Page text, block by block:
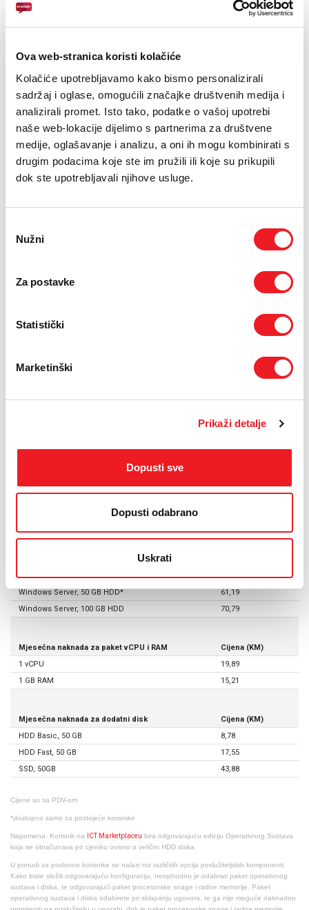
Ova web-stranica koristi kolačiće
Kolačiće upotrebljavamo kako bismo personalizirali
sadržaj i oglase, omogućili značajke društvenih medija i
analizirali promet. Isto tako, podatke o vašoj upotrebi
naše web-lokacije dijelimo s partnerima za društvene
medije, oglašavanje i analizu, a oni ih mogu kombinirati s
drugim podacima koje ste im pružili ili koje su prikupili
dok ste upotrebljavali njihove usluge.
pristanka
Nužni
Za postavke
Statistički
Marketinški
Prikaži detalje
Dopusti sve
Dopusti odabrano
Uskrati
kategorija.
(klimatizacija, električna
energija, sigurnost
prostora).
Tehničke karakteristike
Tehnički parametri
brzina sučelja prema internetu 10 Mbit/s
brzina sučelja među virtualnim poslužiteljima jednog korisnika
1000 Mbit/s
sigurnosna pohrana podataka (backup) za svaki disk, jednom u
24h, uključeno u cijenu naknade
Garancija dostupnosti
Za uslugu Cloud Server, HT Mostar garantira dostupnost usluge na
nepredviđenih prekida rada, korisnik može zahtijevati povrat dijela
mjesečne naknade. Dio mjesečne naknade koji može biti predmet
prekida ispod garantirane razine dostupnosti usluge. Za
dostupnost usluge nižu od 98% na mjesečnoj razini, Korisnik može
neodređeno vrijeme
podnošenjem zahtjeva i potpisivanjem ugovora, korisniku se
pristup virtualnom poslužitelju korisnik će zaprimiti na e-mail
Mjesečna naknada za paket OS i HDD
Linux, 30 GB HDD
15,76
Windows Server, 50 GB HDD*
61,19
Windows Server, 100 GB HDD
70,79
Mjesečna naknada za paket vCPU i RAM
Cijena (KM)
1 vCPU
19,89
1 GB RAM
15,21
Mjesečna naknada za dodatni disk
Cijena (KM)
HDD Basic, 50 GB
8,78
HDD Fast, 50 GB
17,55
SSD, 50GB
43,88
Cijene su sa PDV-om
*dostupno samo za postojeće korisnike
Napomena: Korisnik na ICT Marketplaceu bira odgovarajuću ediciju Operativnog Sustava
koja se obračunava po cjeniku ovisno o veličini HDD diska.
U ponudi za poslovne korisnike se nalazi niz različitih opcija poslužiteljskih komponenti.
Kako biste složili odgovarajuću konfiguraciju, neophodno je odabrati paket operativnog
sustava i diska, te odgovarajući paket procesorske snage i radne memorije. Paket
operativnog sustava i diska odabirete pri sklapanju ugovora, te ga nije moguće naknadno